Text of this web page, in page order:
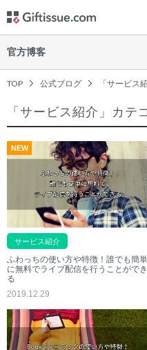
官方博客
TOP 公式ブログ 「サービス
「サービス紹介」カテ
NEW
サービス紹介
ふわっちの使い方や特徴！誰でも簡単
に無料でライブ配信を行うことができ
る
2019.12.29